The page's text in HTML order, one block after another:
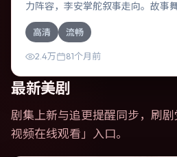
力阵容，李安掌舵叙事走向。故事
一次意外选择展开连锁反应；配乐
结尾留白耐人寻味。
高清 流畅
2.4万 81个月前
最新美剧
剧集上新与追更提醒同步，刷
视频在线观看 」入口。